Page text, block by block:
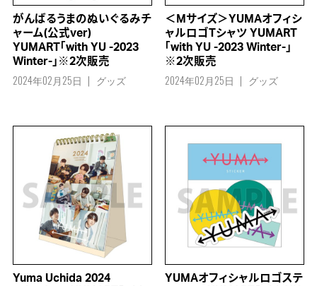
がんばるうまのぬいぐるみチ
ャーム(公式ver)
YUMART「with YU -2023
Winter-」※2次販売
2024年02月25日 グッズ
＜Mサイズ＞YUMAオフィシ
ャルロゴTシャツ YUMART
「with YU -2023 Winter-」
※2次販売
2024年02月25日 グッズ
Yuma Uchida 2024
YUMAオフィシャルロゴステ